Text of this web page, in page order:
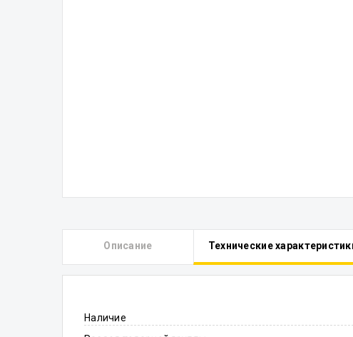
Описание Технические
Наличие